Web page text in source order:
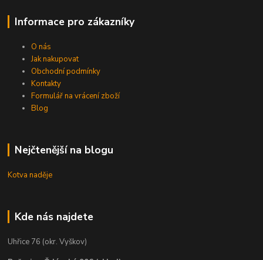
Informace pro zákazníky
O nás
Jak nakupovat
Obchodní podmínky
Kontakty
Formulář na vrácení zboží
Blog
Nejčtenější na blogu
Kotva naděje
Kde nás najdete
Uhřice 76 (okr. Vyškov)